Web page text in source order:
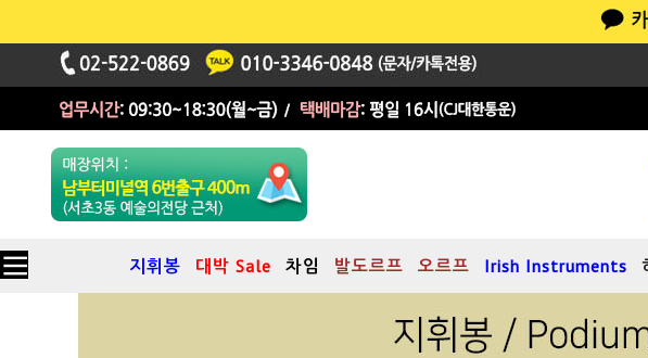
지휘봉 대박 Sale 차임 발도르프 오르프 Irish Instruments